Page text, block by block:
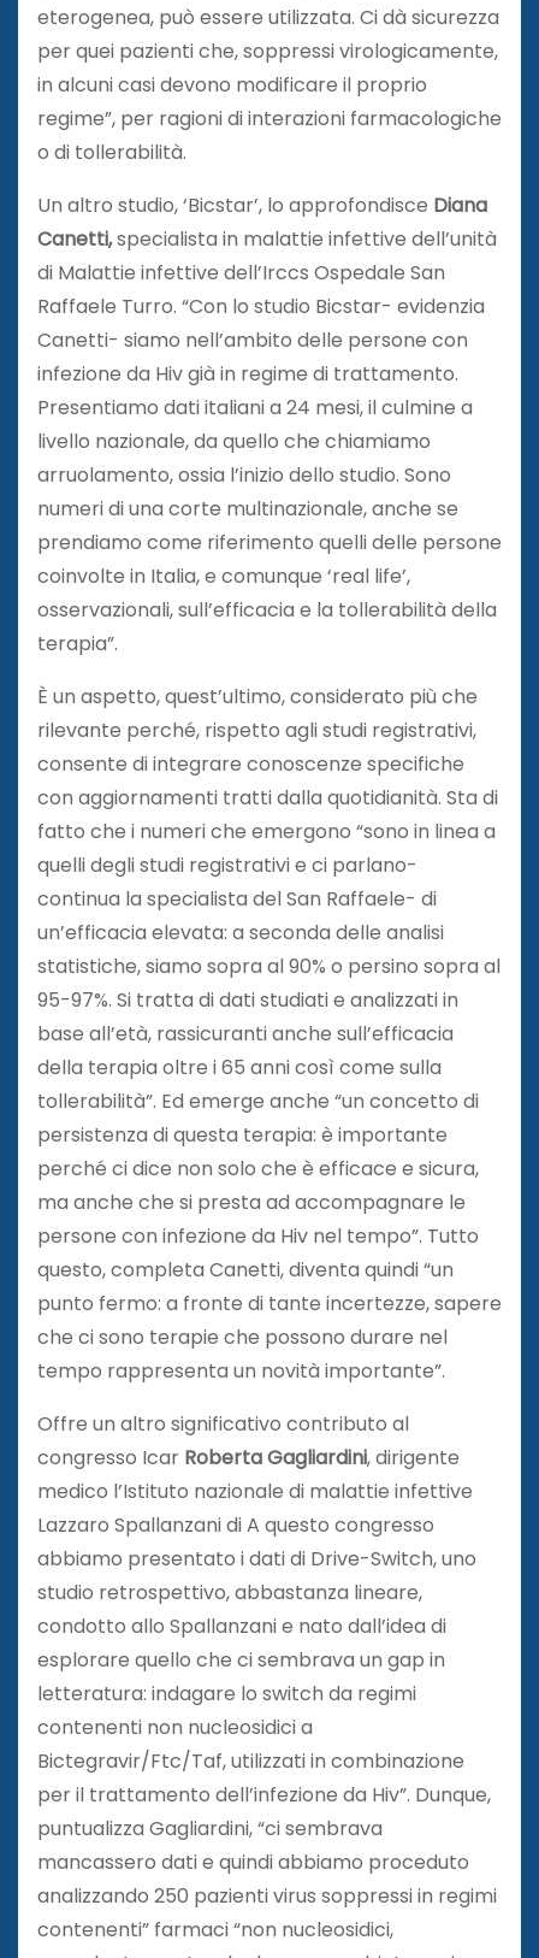
eterogenea, può essere utilizzata. Ci dà sicurezza
per quei pazienti che, soppressi virologicamente,
in alcuni casi devono modificare il proprio
regime”, per ragioni di interazioni farmacologiche
o di tollerabilità.
Un altro studio, ‘Bicstar’, lo approfondisce Diana
Canetti,specialista in malattie infettive dell’unità
di Malattie infettive dell’Irccs Ospedale San
Raffaele Turro. “Con lo studio Bicstar- evidenzia
Canetti- siamo nell’ambito delle persone con
infezione da Hiv già in regime di trattamento.
Presentiamo dati italiani a 24 mesi, il culmine a
livello nazionale, da quello che chiamiamo
arruolamento, ossia l’inizio dello studio. Sono
numeri di una corte multinazionale, anche se
prendiamo come riferimento quelli delle persone
coinvolte in Italia, e comunque ‘real life’,
osservazionali, sull’efficacia e la tollerabilità della
terapia”.
È un aspetto, quest’ultimo, considerato più che
rilevante perché, rispetto agli studi registrativi,
consente di integrare conoscenze specifiche
con aggiornamenti tratti dalla quotidianità. Sta di
fatto che i numeri che emergono “sono in linea a
quelli degli studi registrativi e ci parlano-
continua la specialista del San Raffaele- di
un’efficacia elevata: a seconda delle analisi
statistiche, siamo sopra al 90% o persino sopra al
95-97%. Si tratta di dati studiati e analizzati in
base all’età, rassicuranti anche sull’efficacia
della terapia oltre i 65 anni così come sulla
tollerabilità”. Ed emerge anche “un concetto di
persistenza di questa terapia: è importante
perché ci dice non solo che è efficace e sicura,
ma anche che si presta ad accompagnare le
persone con infezione da Hiv nel tempo”. Tutto
questo, completa Canetti, diventa quindi “un
punto fermo: a fronte di tante incertezze, sapere
che ci sono terapie che possono durare nel
tempo rappresenta un novità importante”.
Offre un altro significativo contributo al
congresso Icar Roberta Gagliardini, dirigente
medico l’Istituto nazionale di malattie infettive
Lazzaro Spallanzani di A questo congresso
abbiamo presentato i dati di Drive-Switch, uno
studio retrospettivo, abbastanza lineare,
condotto allo Spallanzani e nato dall’idea di
esplorare quello che ci sembrava un gap in
letteratura: indagare lo switch da regimi
contenenti non nucleosidici a
Bictegravir/Ftc/Taf, utilizzati in combinazione
per il trattamento dell’infezione da Hiv”. Dunque,
puntualizza Gagliardini, “ci sembrava
mancassero dati e quindi abbiamo proceduto
analizzando 250 pazienti virus soppressi in regimi
contenenti” farmaci “non nucleosidici,